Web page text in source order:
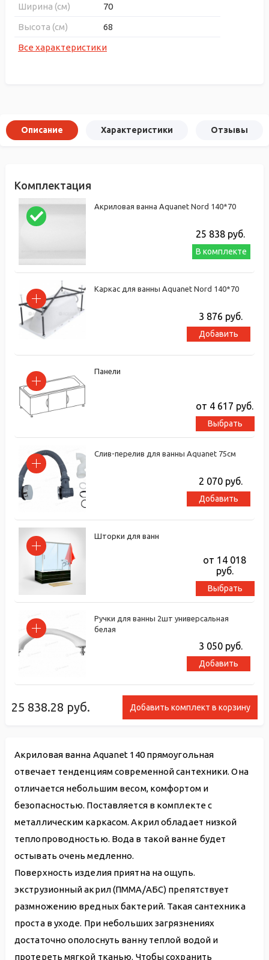
Ширина (см)
70
Высота (см)
68
Все характеристики
Описание Характеристики Отзывы
Комплектация
25 838.28 руб. Добавить комплект в корзину
Акриловая ванна Aquanet Nord 140*70
25 838 руб.
В комплекте
Каркас для ванны Aquanet Nord 140*70
3 876 руб.
Добавить
Панели
от 4 617 руб.
Выбрать
Слив-перелив для ванны Aquanet 75см
2 070руб.
Добавить
Шторки для ванн
от 14 018
руб.
Выбрать
Ручки для ванны 2шт универсальная
белая
3 050руб.
Добавить
Акриловая ванна Aquanet 140 прямоугольная
отвечает тенденциям современной сантехники. Она
отличается небольшим весом, комфортом и
безопасностью. Поставляется в комплекте с
металлическим каркасом. Акрил обладает низкой
теплопроводностью. Вода в такой ванне будет
остывать очень медленно.
Поверхность изделия приятна на ощупь.
экструзионный акрил (ПММА/АБС) препятствует
размножению вредных бактерий. Такая сантехника
проста в уходе. При небольших загрязнениях
достаточно ополоснуть ванну теплой водой и
протереть мягкой тканью. Чтобы сохранить